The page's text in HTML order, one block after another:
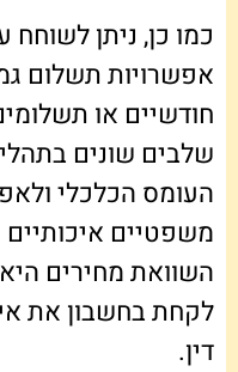
כמו כן, ניתן לשוחח
אפשרויות תשלום
חודשיים או
שלבים שונים
העומס הכלכלי
משפטיים
השוואת מחירים
לקחת בחשבון את
דין.